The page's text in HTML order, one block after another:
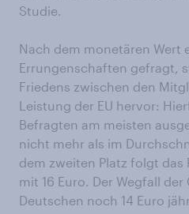
Studie.
Nach dem monetären Wert
Errungenschaften gefragt,
Friedens zwischen den
Leistung der EU hervor:
Befragten am meisten
nicht mehr als im
dem zweiten Platz folgt das
mit 16 Euro. Der Wegfall
Deutschen noch 14 Euro